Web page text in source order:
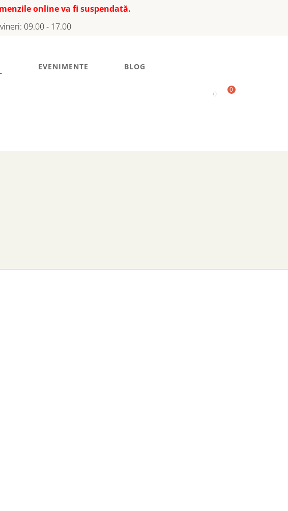
online va fi suspendată.
09.00 - 17.00
EVENIMENTE BLOG
0
0